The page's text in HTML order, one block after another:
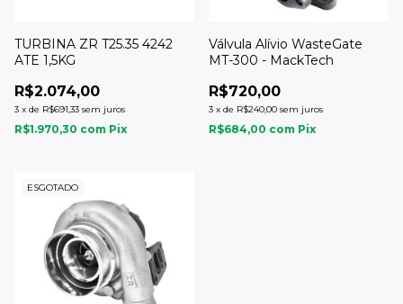
TURBINA ZR T25.35 4242
ATE 1,5KG
R$2.074,00
3 x de R$691,33 sem juros
R$1.970,30 com Pix
Válvula Alívio WasteGate
MT-300 - MackTech
R$720,00
3 x de R$240,00 sem juros
R$684,00 com Pix
ESGOTADO